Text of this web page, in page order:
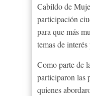
Cabildo de
participación
para que más
temas de
Como parte de
participaron las
quienes